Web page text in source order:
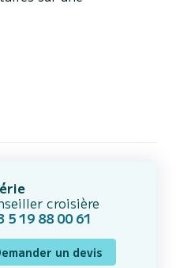
croisière
5 19 88 00 61
un devis